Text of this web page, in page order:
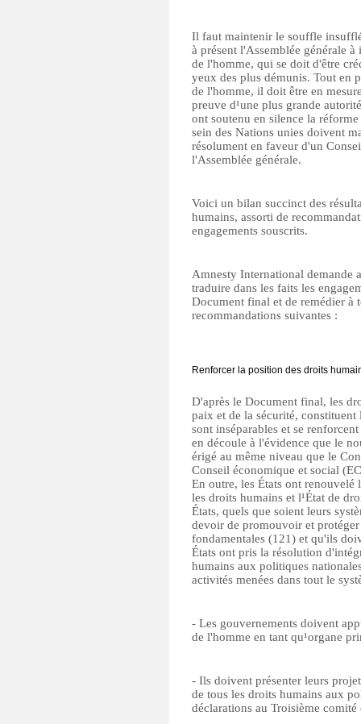
Il faut maintenir le souffle
à présent l'Assemblée générale
de l'homme, qui se doit d'être
yeux des plus démunis. Tout en
de l'homme, il doit être en
preuve d¹une plus grande
ont soutenu en silence la
sein des Nations unies doivent
résolument en faveur d'un
l'Assemblée générale.
Voici un bilan succinct des
humains, assorti de
engagements souscrits.
Amnesty International demande
traduire dans les faits les
Document final et de remédier à
recommandations suivantes :
Renforcer la position des droits
D'après le Document final, les
paix et de la sécurité,
sont inséparables et se
en découle à l'évidence que le
érigé au même niveau que le
Conseil économique et social
En outre, les États ont
les droits humains et l¹État de
États, quels que soient leurs
devoir de promouvoir et
fondamentales (121) et qu'ils
États ont pris la résolution
humains aux politiques
activités menées dans tout le
- Les gouvernements doivent
de l'homme en tant qu¹organe
- Ils doivent présenter leurs
de tous les droits humains aux
déclarations au Troisième